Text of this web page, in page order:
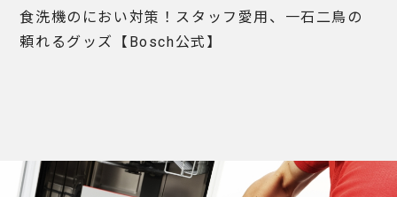
食洗機のにおい対策！スタッフ愛用、一石二鳥の
頼れるグッズ【Bosch公式】